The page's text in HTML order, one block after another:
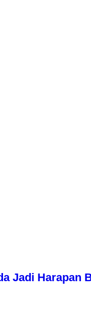
Jadi Harapan